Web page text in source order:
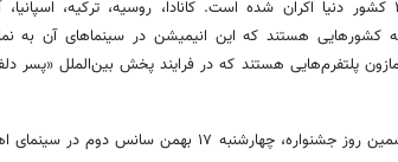
انیمیشن «پسر دلفینی ۱» تاکنون در ۳۰ کشور دنیا اکران شده‌ است. کانادا، روسیه، ترکیه،
کشورهایی هستند که این انیمیشن در سینماهای آن به
انیمیشن سینمایی «پسر دلفینی۲» در ششمین روز جشنواره، چهارشنبه ۱۷ بهمن